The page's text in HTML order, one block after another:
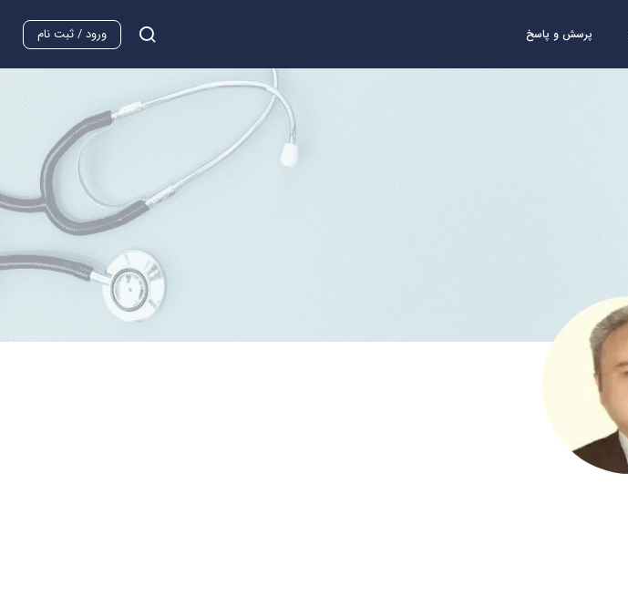
پرسش و پاسخ ورود / ثبت نام